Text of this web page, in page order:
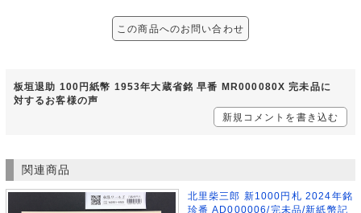
この商品へのお問い合わせ
板垣退助 100円紙幣 1953年大蔵省銘 早番 MR000080X 完未品に
対するお客様の声
新規コメントを書き込む
関連商品
北里柴三郎 新1000円札 2024年銘
珍番 AD000006/完未品/新紙幣記